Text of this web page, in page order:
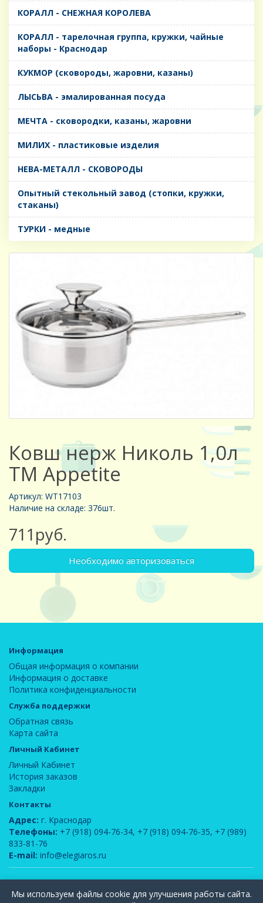
КОРАЛЛ - СНЕЖНАЯ КОРОЛЕВА
КОРАЛЛ - тарелочная группа, кружки, чайные
наборы - Краснодар
КУКМОР (сковороды, жаровни, казаны)
ЛЫСЬВА - эмалированная посуда
МЕЧТА - сковородки, казаны, жаровни
МИЛИХ - пластиковые изделия
НЕВА-МЕТАЛЛ - СКОВОРОДЫ
Опытный стекольный завод (стопки, кружки,
стаканы)
ТУРКИ - медные
Ковш нерж Николь 1,0л
ТМ Appetite
Артикул: WT17103
Наличие на складе: 376шт.
711руб.
Необходимо авторизоваться
Информация
Общая информация о компании
Информация о доставке
Политика конфиденциальности
Служба поддержки
Обратная связь
Карта сайта
Личный Кабинет
Личный Кабинет
История заказов
Закладки
Контакты
Адрес: г. Краснодар
Телефоны: +7 (918) 094-76-34, +7 (918) 094-76-35, +7 (989)
833-81-76
E-mail: info@elegiaros.ru
Вся информация, содержащаяся на данном сайте, является интеллектуальной
Мы используем файлы cookie для улучшения работы сайта.